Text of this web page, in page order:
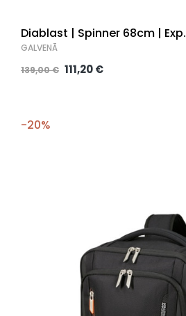
Diablast | Spinner 68cm | Exp.
GALVENĀ
139,00 € 111,20 €
-20%